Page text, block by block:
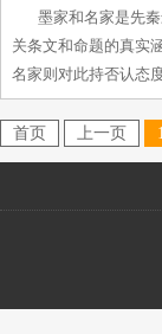
墨家和名家是先
关条文和命题的真实
名家则对此持否认态
首页 上一页